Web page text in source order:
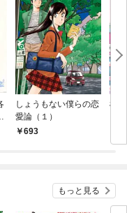
しょうもない僕らの恋
愛論（１）
693
桜
もっと見る